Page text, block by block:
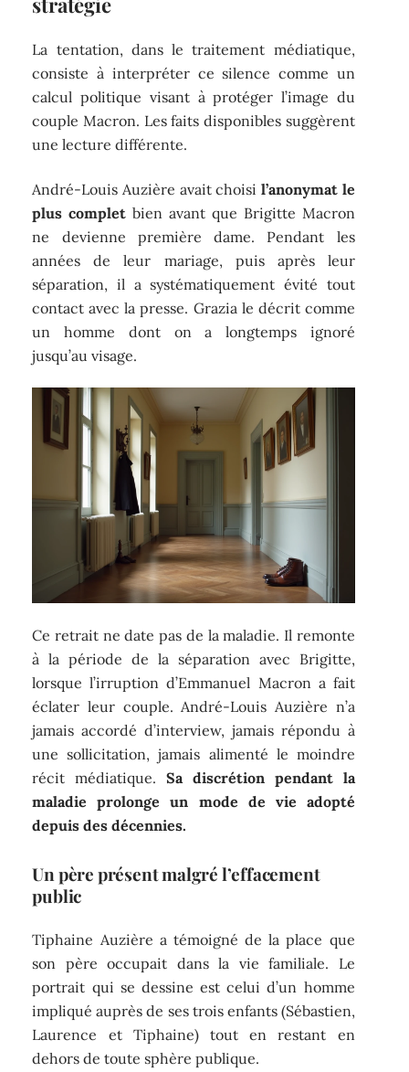
La tentation, dans le traitement médiatique,
consiste à interpréter ce silence comme un
calcul politique visant à protéger l’image du
couple Macron. Les faits disponibles suggèrent
une lecture différente.
André-Louis Auzière avait choisi l’anonymat le
plus complet bien avant que Brigitte Macron
ne devienne première dame. Pendant les
années de leur mariage, puis après leur
séparation, il a systématiquement évité tout
contact avec la presse. Grazia le décrit comme
un homme dont on a longtemps ignoré
jusqu’au visage.
Ce retrait ne date pas de la maladie. Il remonte
à la période de la séparation avec Brigitte,
lorsque l’irruption d’Emmanuel Macron a fait
éclater leur couple. André-Louis Auzière n’a
jamais accordé d’interview, jamais répondu à
une sollicitation, jamais alimenté le moindre
récit médiatique.Sa discrétion pendant la
maladie prolonge un mode de vie adopté
depuis des décennies.
Un père présent malgré l’effacement
public
Tiphaine Auzière a témoigné de la place que
son père occupait dans la vie familiale. Le
portrait qui se dessine est celui d’un homme
impliqué auprès de ses trois enfants (Sébastien,
Laurence et Tiphaine) tout en restant en
dehors de toute sphère publique.